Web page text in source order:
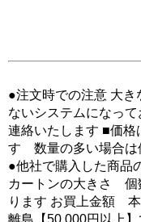
●注文時での注意 大き
ないシステムになっ
連絡いたします ■価
す 数量の多い場合は
●他社で購入した商品
カートンの大きさ 個
ります お買上金額 本
離島【50,000円以上